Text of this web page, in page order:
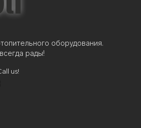
оборудования.
рады!
us!